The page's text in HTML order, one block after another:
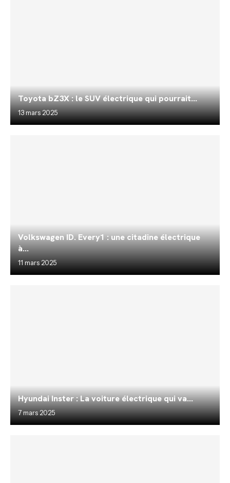
Toyota bZ3X : le SUV électrique qui pourrait...
13 mars 2025
Volkswagen ID. Every1 : une citadine électrique
à...
11 mars 2025
Hyundai Inster : La voiture électrique qui va...
7 mars 2025